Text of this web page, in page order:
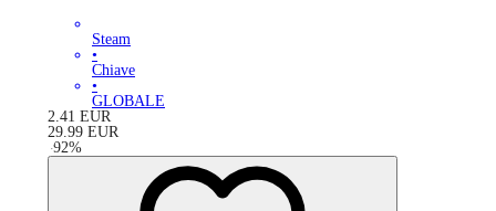
Steam
•
Chiave
•
GLOBALE
2.41 EUR
29.99 EUR
-92%